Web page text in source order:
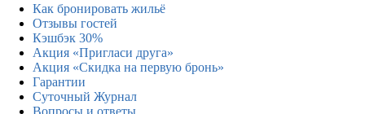
Как бронировать жильё
Отзывы гостей
Кэшбэк 30%
Акция «Пригласи друга»
Акция «Скидка на первую бронь»
Гарантии
Суточный Журнал
Вопросы и ответы